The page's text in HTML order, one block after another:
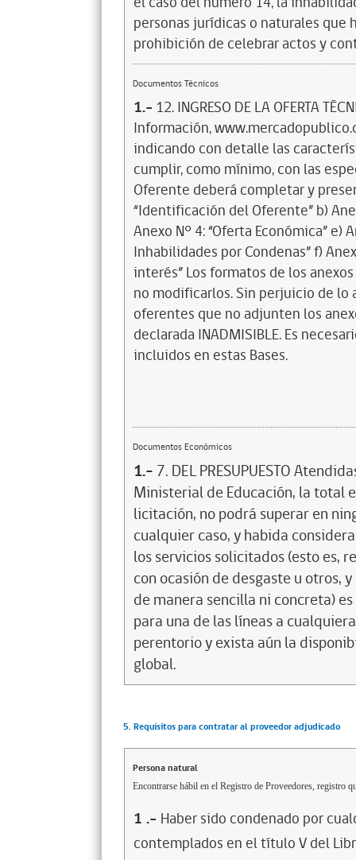
personas jurídicas o naturales que
prohibición de celebrar actos y
Documentos Técnicos
1.- 12. INGRESO DE LA OFERTA
Información,
indicando con detalle las
cumplir, como mínimo, con las
Oferente deberá completar y
“Identificación del Oferente” b)
Anexo N° 4: “Oferta Económica” e)
Inhabilidades por Condenas” f)
interés” Los formatos de los
no modificarlos. Sin perjuicio de
oferentes que no adjunten los
declarada INADMISIBLE. Es
incluidos en estas Bases.
Documentos Económicos
1.- 7. DEL PRESUPUESTO
Ministerial de Educación, la total
licitación, no podrá superar en
cualquier caso, y habida
los servicios solicitados (esto es,
con ocasión de desgaste u otros,
de manera sencilla ni concreta)
para una de las líneas a
perentorio y exista aún la
global.
5. Requisitos para contratar al proveedor adjudicado
Persona natural
Encontrarse hábil en el Registro de Proveedores, registro
1 .- Haber sido condenado por
contemplados en el título V del